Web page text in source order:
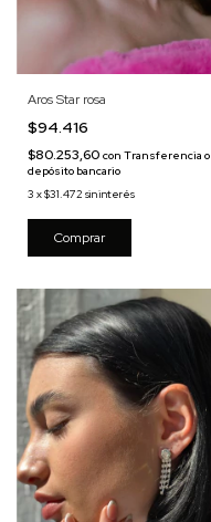
Aros Star rosa
$94.416
$80.253,60 con Transferencia o
depósito bancario
3 x$31.472 sin interés